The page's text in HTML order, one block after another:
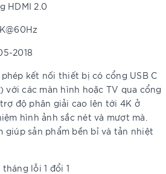
HDMI 2.0
2018
kết nối thiết bị có cổng USB C
các màn hình hoặc TV qua cổng
độ phân giải cao lên tới 4K ở
hình ảnh sắc nét và mượt mà.
giúp sản phẩm bền bỉ và tản nhiệt
lỗi 1 đổi 1